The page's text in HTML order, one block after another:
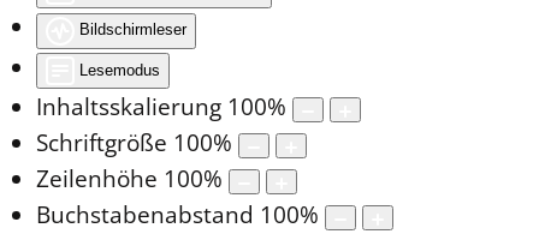
Bildschirmleser
Lesemodus
Inhaltsskalierung 100%
Schriftgröße 100%
Zeilenhöhe 100%
Buchstabenabstand 100%